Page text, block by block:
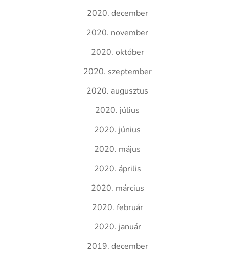
2020. december
2020. november
2020. október
2020. szeptember
2020. augusztus
2020. július
2020. június
2020. május
2020. április
2020. március
2020. február
2020. január
2019. december